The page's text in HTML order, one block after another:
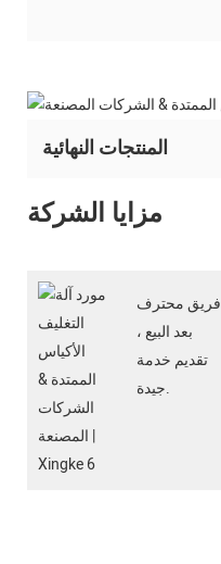
المنتجات النهائية
مزايا الشركة
فريق محترف
بعد البيع ،
تقديم خدمة
جيدة.